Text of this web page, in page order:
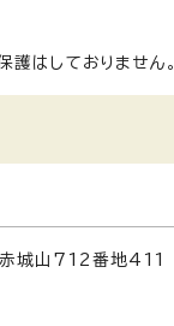
はしておりません。
城山712番地411